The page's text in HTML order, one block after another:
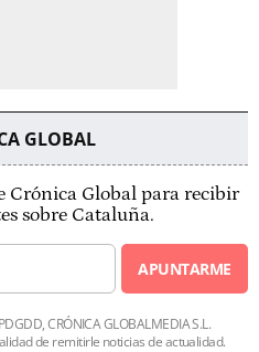
GLOBAL
Crónica Global para recibir
sobre Cataluña.
APUNTARME
CRÓNICA GLOBALMEDIA S.L.
de remitirle noticias de actualidad.